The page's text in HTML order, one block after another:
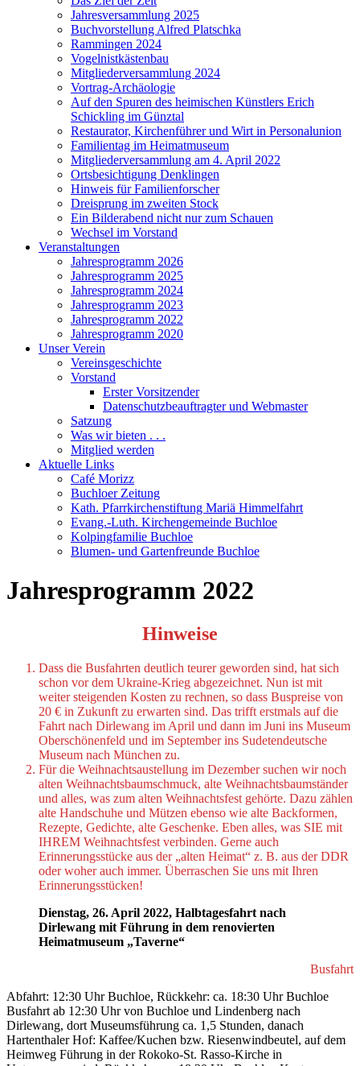
Jahresversammlung 2025
Buchvorstellung Alfred Platschka
Rammingen 2024
Vogelnistkästenbau
Mitgliederversammlung 2024
Vortrag-Archäologie
Auf den Spuren des heimischen Künstlers Erich
Schickling im Günztal
Restaurator, Kirchenführer und Wirt in Personalunion
Familientag im Heimatmuseum
Mitgliederversammlung am 4. April 2022
Ortsbesichtigung Denklingen
Hinweis für Familienforscher
Dreisprung im zweiten Stock
Ein Bilderabend nicht nur zum Schauen
Wechsel im Vorstand
Veranstaltungen
Jahresprogramm 2026
Jahresprogramm 2025
Jahresprogramm 2024
Jahresprogramm 2023
Jahresprogramm 2022
Jahresprogramm 2020
Unser Verein
Vereinsgeschichte
Vorstand
Erster Vorsitzender
Datenschutzbeauftragter und Webmaster
Satzung
Was wir bieten . . .
Mitglied werden
Aktuelle Links
Café Morizz
Buchloer Zeitung
Kath. Pfarrkirchenstiftung Mariä Himmelfahrt
Evang.-Luth. Kirchengemeinde Buchloe
Kolpingfamilie Buchloe
Blumen- und Gartenfreunde Buchloe
Jahresprogramm 2022
Hinweise
Dass die Busfahrten deutlich teurer geworden sind, hat sich
schon vor dem Ukraine-Krieg abgezeichnet. Nun ist mit
weiter steigenden Kosten zu rechnen, so dass Buspreise von
20 € in Zukunft zu erwarten sind. Das trifft erstmals auf die
Fahrt nach Dirlewang im April und dann im Juni ins Museum
Oberschönenfeld und im September ins Sudetendeutsche
Museum nach München zu.
Für die Weihnachtsaustellung im Dezember suchen wir noch
alten Weihnachtsbaumschmuck, alte Weihnachtsbaumständer
und alles, was zum alten Weihnachtsfest gehörte. Dazu zählen
alte Handschuhe und Mützen ebenso wie alte Backformen,
Rezepte, Gedichte, alte Geschenke. Eben alles, was SIE mit
IHREM Weihnachtsfest verbinden. Gerne auch
Erinnerungsstücke aus der „alten Heimat“ z. B. aus der DDR
oder woher auch immer. Überraschen Sie uns mit Ihren
Erinnerungsstücken!
Dienstag, 26. April 2022, Halbtagesfahrt nach
Dirlewang mit Führung in dem renovierten
Heimatmuseum „Taverne“
Busfahrt
Abfahrt: 12:30 Uhr Buchloe, Rückkehr: ca. 18:30 Uhr Buchloe
Busfahrt ab 12:30 Uhr von Buchloe und Lindenberg nach
Dirlewang, dort Museumsführung ca. 1,5 Stunden, danach
Hartenthaler Hof: Kaffee/Kuchen bzw. Riesenwindbeutel, auf dem
Heimweg Führung in der Rokoko-St. Rasso-Kirche in